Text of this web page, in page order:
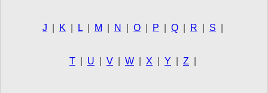
J K L M N O P Q R S
T U V W X Y Z